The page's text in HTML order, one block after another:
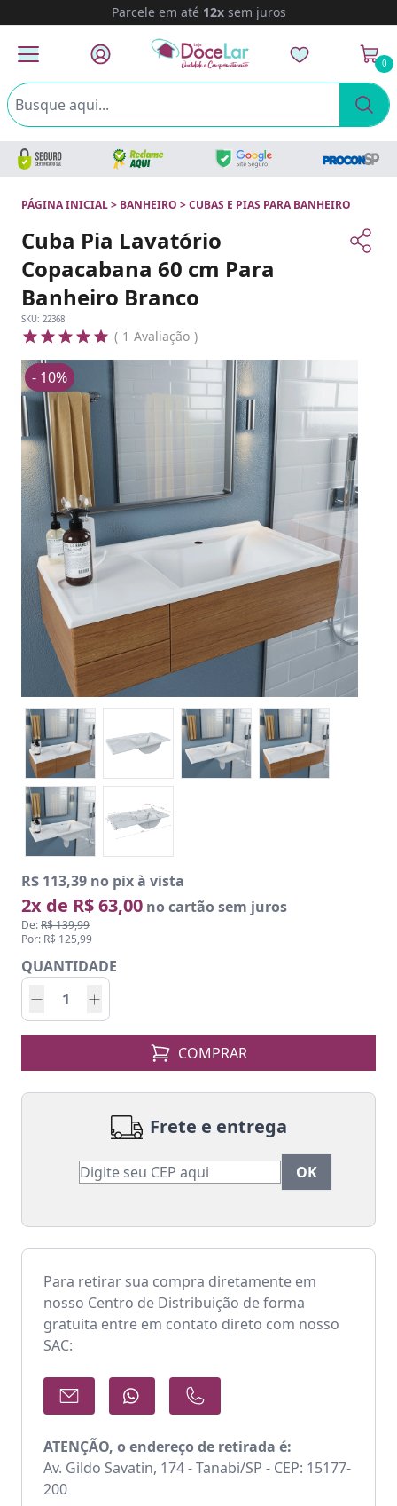
Parcele em até 12xsem juros
0
PÁGINA INICIAL> BANHEIRO >CUBAS E PIAS PARA BANHEIRO
Cuba Pia Lavatório
Copacabana 60 cm Para
Banheiro Branco
SKU: 22368
1 Avaliação
R$ 113,39 no pix à vista
2x de R$ 63,00 no cartão sem juros
De:R$ 139,99
Por: R$ 125,99
- 10%
QUANTIDADE
COMPRAR
Frete e entrega
Para retirar sua compra diretamente em
nosso Centro de Distribuição de forma
gratuita entre em contato direto com nosso
SAC:
ATENÇÃO, o endereço de retirada é:
Av. Gildo Savatin, 174 - Tanabi/SP - CEP: 15177-
200